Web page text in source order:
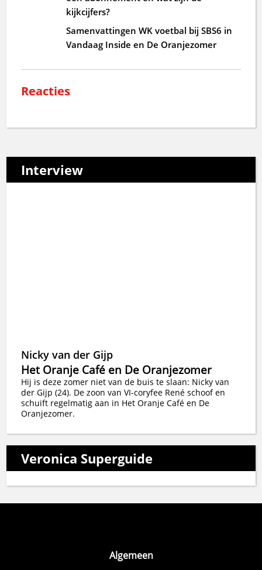
kijkcijfers?
Samenvattingen WK voetbal bij SBS6 in
Vandaag Inside en De Oranjezomer
Reacties
Interview
Nicky van der Gijp
Het Oranje Café en De Oranjezomer
Hij is deze zomer niet van de buis te slaan: Nicky van
der Gijp (24). De zoon van VI-coryfee René schoof en
schuift regelmatig aan in Het Oranje Café en De
Oranjezomer.
Veronica Superguide
Algemeen